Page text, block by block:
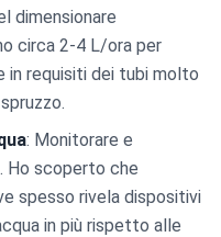
dimensionare
circa 2-4 L/ora per
requisiti dei tubi molto
: Monitorare e
Ho scoperto che
spesso rivela dispositivi
in più rispetto alle